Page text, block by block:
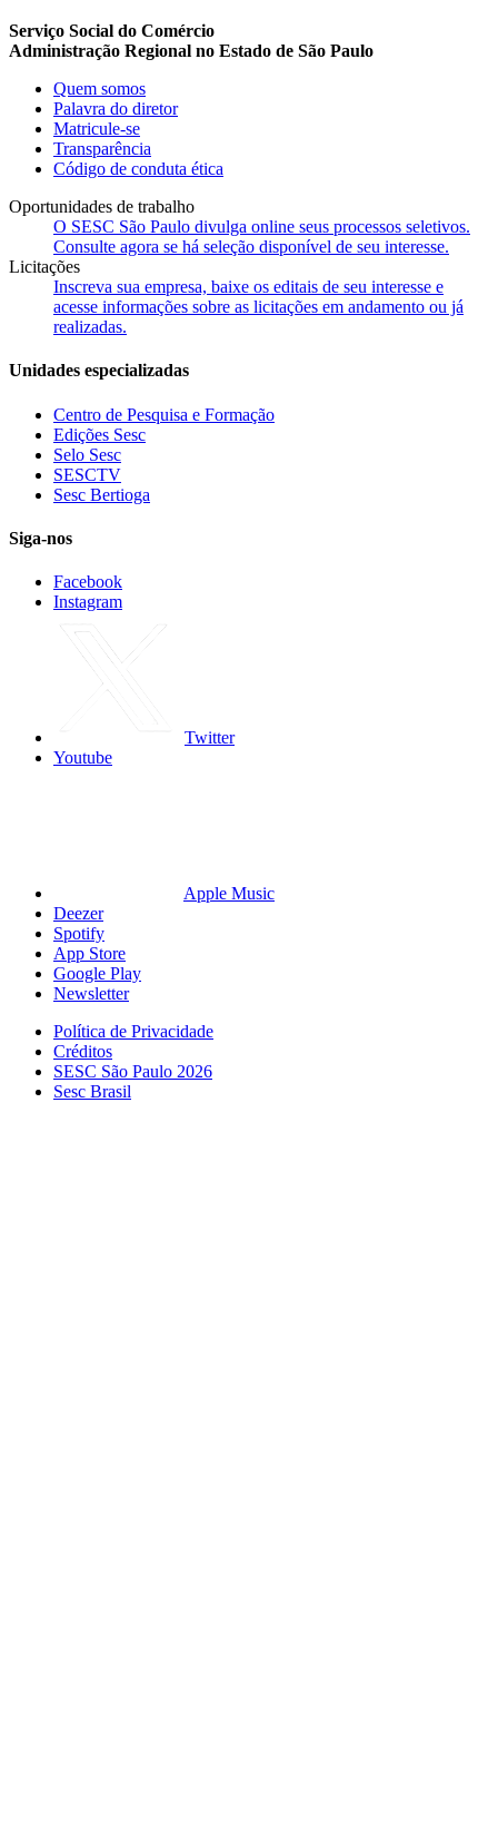
Serviço Social do Comércio
Administração Regional no Estado de São Paulo
Quem somos
Palavra do diretor
Matricule-se
Transparência
Código de conduta ética
Oportunidades de trabalho
O SESC São Paulo divulga online seus processos seletivos.
Consulte agora se há seleção disponível de seu interesse.
Licitações
Inscreva sua empresa, baixe os editais de seu interesse e
acesse informações sobre as licitações em andamento ou já
realizadas.
Unidades especializadas
Centro de Pesquisa e Formação
Edições Sesc
Selo Sesc
SESCTV
Sesc Bertioga
Siga-nos
Facebook
Instagram
Twitter
Youtube
Apple Music
Deezer
Spotify
App Store
Google Play
Newsletter
Política de Privacidade
Créditos
SESC São Paulo 2026
Sesc Brasil